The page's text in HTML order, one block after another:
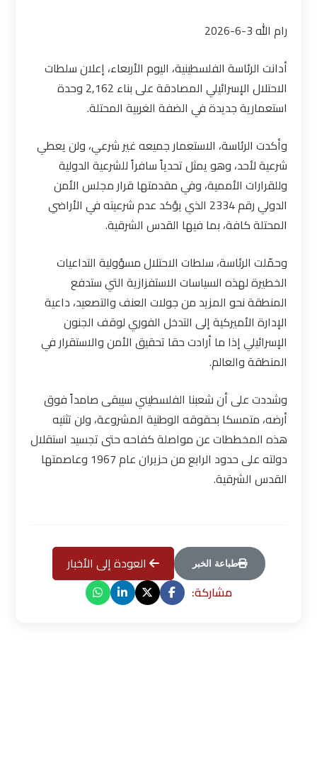
رام الله 3-6-2026
أدانت الرئاسة الفلسطينية، اليوم الأربعاء، إعلان سلطات
الاحتلال الإسرائيلي المصادقة على بناء 2,162 وحدة
استعمارية جديدة في الضفة الغربية المحتلة.
وأكدت الرئاسة، الاستعمار جميعه غير شرعي، ولن يعطي
شرعية لأحد، وهو يمثل تحدياً سافراً للشرعية الدولية
وللقرارات الأممية، وفي مقدمتها قرار مجلس الأمن
الدولي رقم 2334 الذي يؤكد عدم شرعيته في الأراضي
المحتلة كافة، بما فيها القدس الشرقية.
وحمّلت الرئاسة، سلطات الاحتلال مسؤولية التداعيات
الخطيرة لهذه السياسات الاستفزازية التي ستدفع
المنطقة نحو المزيد من جولات العنف والتصعيد، داعية
الإدارة الأميركية إلى التدخل الفوري لوقف الجنون
الإسرائيلي إذا ما أرادت حقا تحقيق الأمن والاستقرار في
المنطقة والعالم.
وشددت على أن شعبنا الفلسطيني سيبقى صامداً فوق
أرضه، متمسكا بحقوقه الوطنية المشروعة، ولن تثنيه
هذه المخططات عن مواصلة كفاحه حتى تجسيد استقلال
دولته على حدود الرابع من حزيران عام 1967 وعاصمتها
القدس الشرقية.
العودة إلى الأخبار طباعة الخبر
مشاركة: